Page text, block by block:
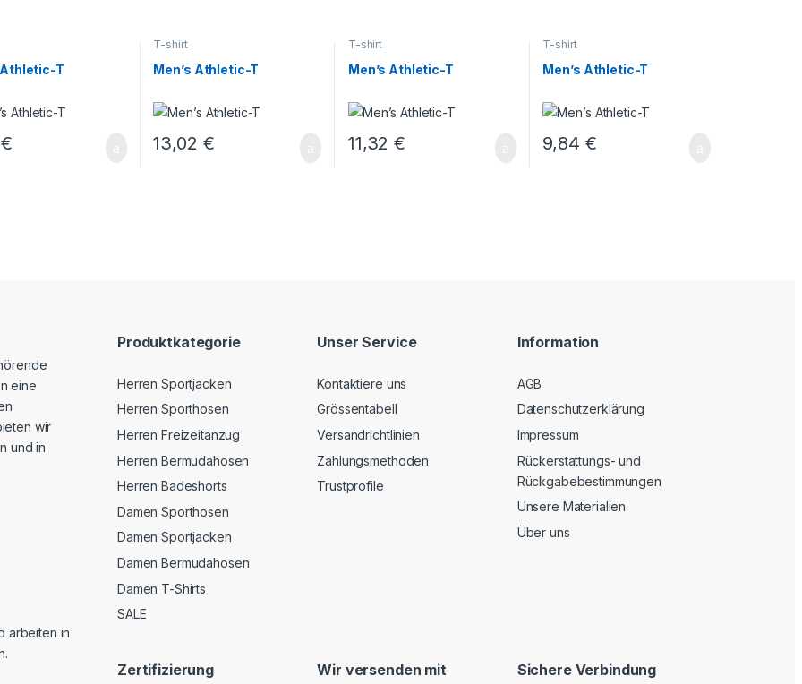
Athletic-T
€
T-shirt
Men’s Athletic-T
13,02 €
T-shirt
Men’s Athletic-T
11,32€
T-shirt
Men’s Athletic-T
9,84 €
eine
wir
und in
arbeiten in
Produktkategorie
Herren Sportjacken
Herren Sporthosen
Herren Freizeitanzug
Herren Bermudahosen
Herren Badeshorts
Damen Sporthosen
Damen Sportjacken
Damen Bermudahosen
Damen T-Shirts
SALE
Unser Service
Kontaktiere uns
Grössentabell
Versandrichtlinien
Zahlungsmethoden
Trustprofile
Information
AGB
Datenschutzerklärung
Impressum
Rückerstattungs- und
Rückgabebestimmungen
Unsere Materialien
Über uns
Zertifizierung Wir versenden mit Sichere Verbindung